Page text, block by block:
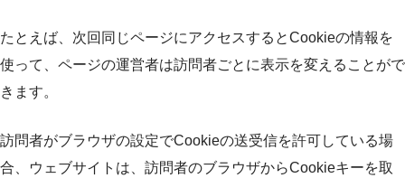
たとえば、次回同じページにアクセスするとCookieの情報を
使って、ページの運営者は訪問者ごとに表示を変えることがで
きます。
訪問者がブラウザの設定でCookieの送受信を許可している場
合、ウェブサイトは、訪問者のブラウザからCookieキーを取